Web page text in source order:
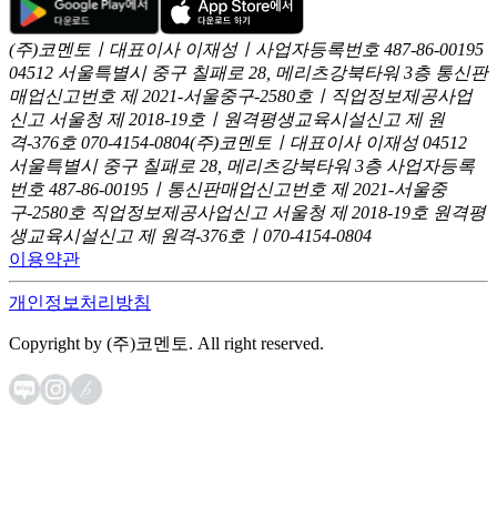
(주)코멘토ㅣ대표이사 이재성ㅣ사업자등록번호 487-86-00195
04512 서울특별시 중구 칠패로 28, 메리츠강북타워 3층 통신판
매업신고번호 제 2021-서울중구-2580호ㅣ직업정보제공사업
신고 서울청 제 2018-19호ㅣ원격평생교육시설신고 제 원
격-376호 070-4154-0804(주)코멘토ㅣ대표이사 이재성 04512
서울특별시 중구 칠패로 28, 메리츠강북타워 3층 사업자등록
번호 487-86-00195ㅣ통신판매업신고번호 제 2021-서울중
구-2580호 직업정보제공사업신고 서울청 제 2018-19호 원격평
생교육시설신고 제 원격-376호ㅣ070-4154-0804
이용약관
개인정보처리방침
Copyright by (주)코멘토. All right reserved.